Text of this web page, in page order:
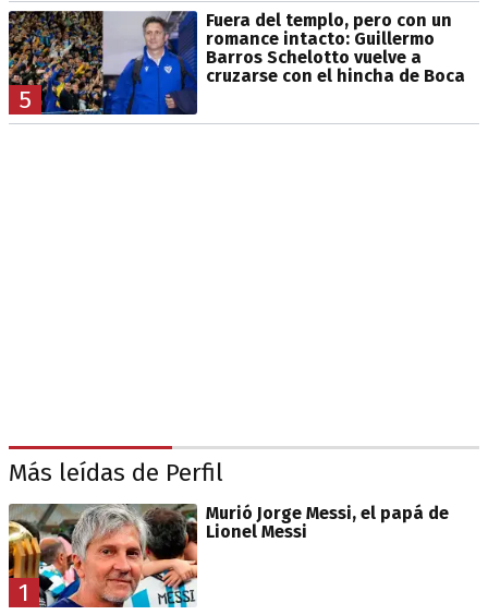
5
Fuera del templo, pero con un
romance intacto: Guillermo
Barros Schelotto vuelve a
cruzarse con el hincha de Boca
Más leídas de Perfil
1
Murió Jorge Messi, el papá de
Lionel Messi